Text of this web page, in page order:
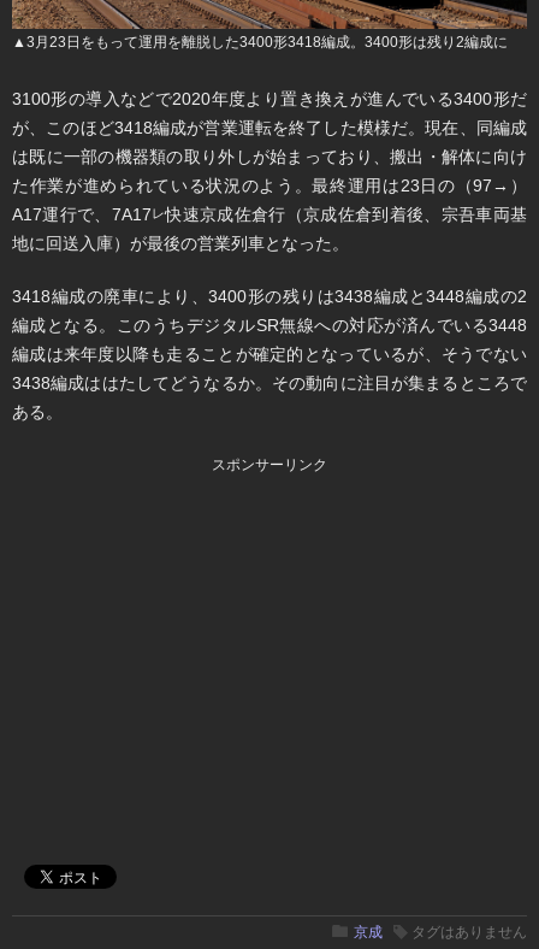
▲3月23日をもって運用を離脱した3400形3418編成。3400形は残り2編成に
3100形の導入などで2020年度より置き換えが進んでいる3400形だ
が、このほど3418編成が営業運転を終了した模様だ。現在、同編成
は既に一部の機器類の取り外しが始まっており、搬出・解体に向け
た作業が進められている状況のよう。最終運用は23日の（97→）
A17運行で、7A17レ快速京成佐倉行（京成佐倉到着後、宗吾車両基
地に回送入庫）が最後の営業列車となった。
3418編成の廃車により、3400形の残りは3438編成と3448編成の2
編成となる。このうちデジタルSR無線への対応が済んでいる3448
編成は来年度以降も走ることが確定的となっているが、そうでない
3438編成ははたしてどうなるか。その動向に注目が集まるところで
ある。
スポンサーリンク
京成 タグはありません